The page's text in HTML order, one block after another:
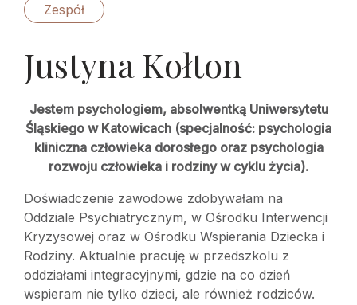
Zespół
Justyna Kołton
Jestem psychologiem, absolwentką Uniwersytetu
Śląskiego w Katowicach (specjalność: psychologia
kliniczna człowieka dorosłego oraz psychologia
rozwoju człowieka i rodziny w cyklu życia).
Doświadczenie zawodowe zdobywałam na
Oddziale Psychiatrycznym, w Ośrodku Interwencji
Kryzysowej oraz w Ośrodku Wspierania Dziecka i
Rodziny. Aktualnie pracuję w przedszkolu z
oddziałami integracyjnymi, gdzie na co dzień
wspieram nie tylko dzieci, ale również rodziców.